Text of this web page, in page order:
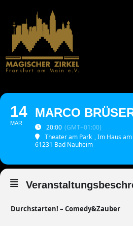
springen
14
MÄR
MARCO
20:00 (GMT+01:00)
Theater am Park , Im Haus
61231 Bad Nauheim
Durchstarten! – Comedy&Zauber